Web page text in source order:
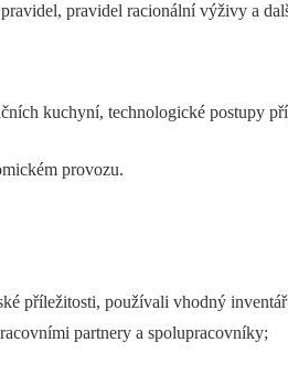
pravidel racionální výživy a
kuchyní, technologické postupy
provozu.
příležitosti, používali vhodný
partnery a spolupracovníky;